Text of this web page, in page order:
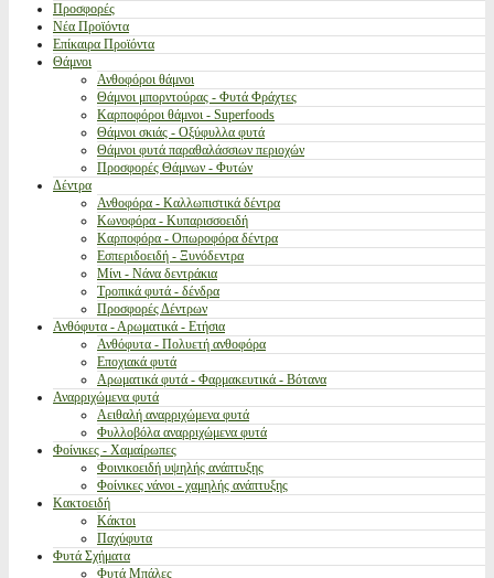
Προσφορές
Νέα Προϊόντα
Επίκαιρα Προϊόντα
Θάμνοι
Ανθοφόροι θάμνοι
Θάμνοι μπορντούρας - Φυτά Φράχτες
Καρποφόροι θάμνοι - Superfoods
Θάμνοι σκιάς - Οξύφυλλα φυτά
Θάμνοι φυτά παραθαλάσσιων περιοχών
Προσφορές Θάμνων - Φυτών
Δέντρα
Ανθοφόρα - Καλλωπιστικά δέντρα
Κωνοφόρα - Κυπαρισσοειδή
Καρποφόρα - Οπωροφόρα δέντρα
Εσπεριδοειδή - Ξυνόδεντρα
Μίνι - Νάνα δεντράκια
Τροπικά φυτά - δένδρα
Προσφορές Δέντρων
Ανθόφυτα - Αρωματικά - Ετήσια
Ανθόφυτα - Πολυετή ανθοφόρα
Εποχιακά φυτά
Αρωματικά φυτά - Φαρμακευτικά - Βότανα
Αναρριχώμενα φυτά
Αειθαλή αναρριχώμενα φυτά
Φυλλοβόλα αναρριχώμενα φυτά
Φοίνικες - Χαμαίρωπες
Φοινικοειδή υψηλής ανάπτυξης
Φοίνικες νάνοι - χαμηλής ανάπτυξης
Κακτοειδή
Κάκτοι
Παχύφυτα
Φυτά Σχήματα
Φυτά Μπάλες